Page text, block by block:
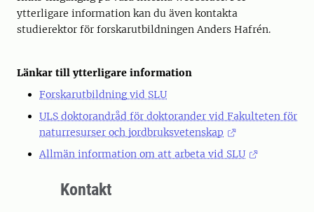
ytterligare information kan du även kontakta
studierektor för forskarutbildningen Anders Hafrén.
Länkar till ytterligare information
Forskarutbildning vid SLU
ULS doktorandråd för doktorander vid Fakulteten för
naturresurser och jordbruksvetenskap
Allmän information om att arbeta vid SLU
Kontakt